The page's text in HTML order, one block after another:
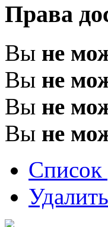
Права
Вы не
Вы не
Вы не
Вы не
Список